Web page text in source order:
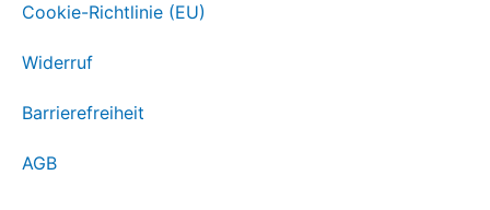
Cookie-Richtlinie (EU)
Widerruf
Barrierefreiheit
AGB